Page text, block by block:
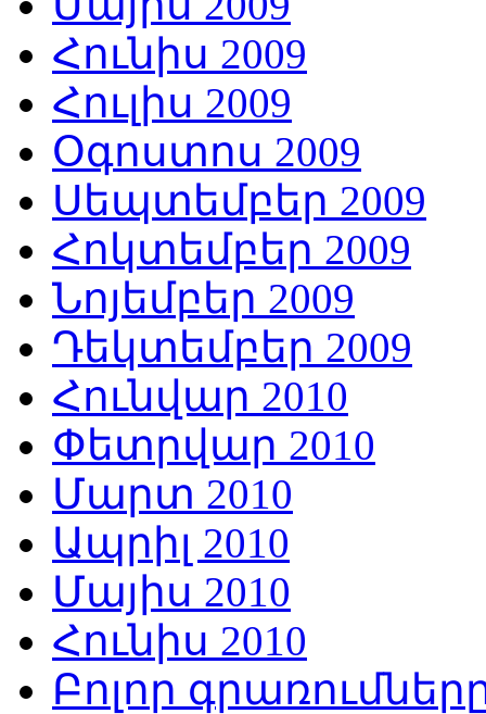
Հունիս 2009
Հուլիս 2009
Օգոստոս 2009
Սեպտեմբեր 2009
Հոկտեմբեր 2009
Նոյեմբեր 2009
Դեկտեմբեր 2009
Հունվար 2010
Փետրվար 2010
Մարտ 2010
Ապրիլ 2010
Մայիս 2010
Հունիս 2010
Բոլոր